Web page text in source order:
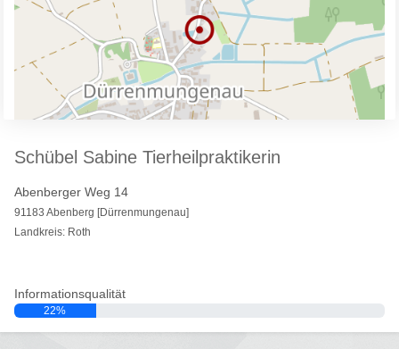
Schübel Sabine Tierheilpraktikerin
Abenberger Weg 14
91183 Abenberg [Dürrenmungenau]
Landkreis: Roth
Informationsqualität
22%